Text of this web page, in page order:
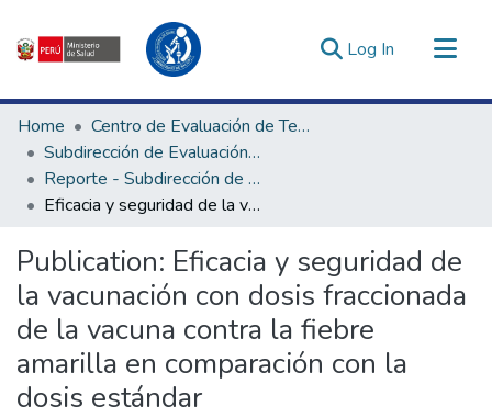
Log In (current)
Communities & Collections
All of DSpace
Statistics
Estadísticas Externas
Enlaces de interés ▾
Home
Centro de Evaluación de Tecnologías en Salud
Subdirección de Evaluación de Tecnologías Sanitarias
Reporte - Subdirección de Evaluación de Tecnologías Sanitarias
Eficacia y seguridad de la vacunación con dosis fraccionada de la vacuna contra la fiebre amarilla en comparación con la dosis estándar
Publication: Eficacia y seguridad de
la vacunación con dosis fraccionada
de la vacuna contra la fiebre
amarilla en comparación con la
dosis estándar